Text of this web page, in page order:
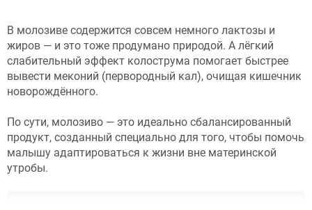
В молозиве содержится совсем немного лактозы и
жиров — и это тоже продумано природой. А лёгкий
слабительный эффект колострума помогает быстрее
вывести меконий (первородный кал), очищая кишечник
новорождённого.
По сути, молозиво — это идеально сбалансированный
продукт, созданный специально для того, чтобы помочь
малышу адаптироваться к жизни вне материнской
утробы.